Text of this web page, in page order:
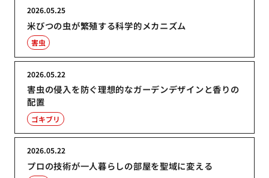
米びつの虫が繁殖する科学的メカニズム
2026.05.25
害虫
害虫の侵入を防ぐ理想的なガーデンデザインと香りの
配置
2026.05.22
ゴキブリ
プロの技術が一人暮らしの部屋を聖域に変える
2026.05.22